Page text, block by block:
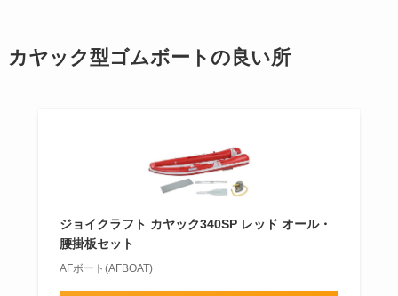
カヤック型ゴムボートの良い所
ジョイクラフト カヤック340SP レッド オール・
腰掛板セット
AFボート(AFBOAT)